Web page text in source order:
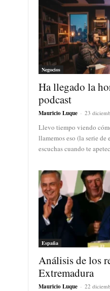
Negocios
Ha llegado la
podcast
Mauricio Luque - 23
Llevo tiempo viendo
llamemos eso (la serie
escuchas cuando te
España
Análisis de los
Extremadura
Mauricio Luque - 22